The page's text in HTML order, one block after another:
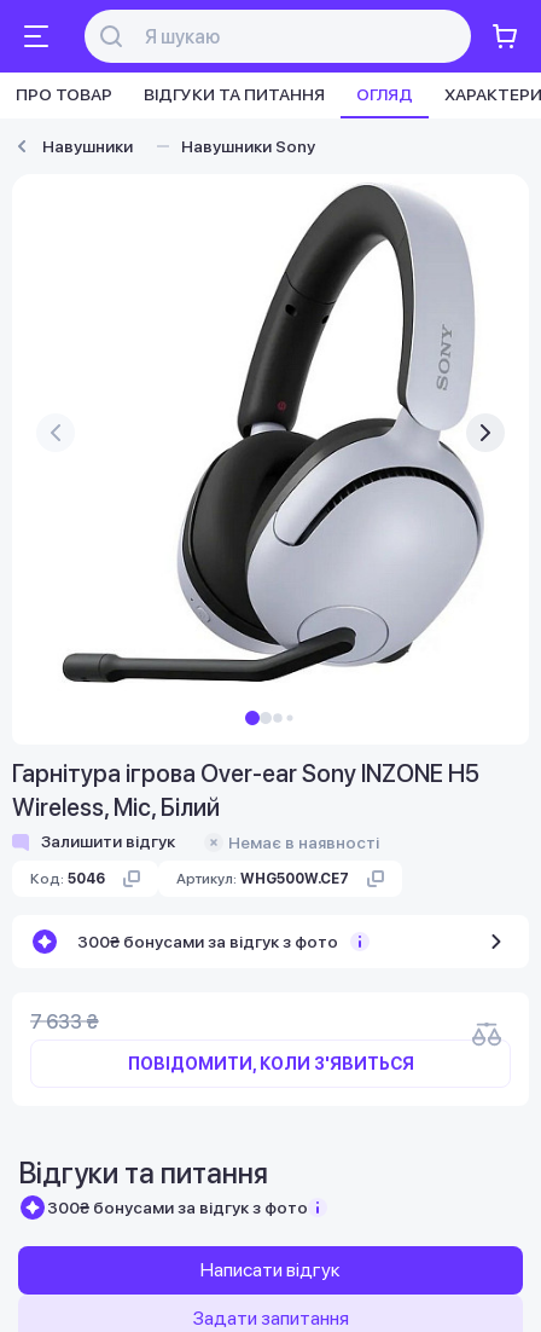
ПРО ТОВАР ВІДГУКИ ТА ПИТАННЯ ОГЛЯД
Навушники Навушники Sony
Гарнітура ігрова Over-ear Sony INZONE H5
Wireless, Mic, Білий
Залишити відгук Немає в наявності
Код: 5046 Артикул: WHG500W.CE7
300₴ бонусами за відгук з фото
7 633 ₴
ПОВІДОМИТИ, КОЛИ З'ЯВИТЬСЯ
Відгуки та питання
300₴ бонусами за відгук з фото
Написати відгук
Задати запитання